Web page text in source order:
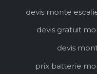
devis monte
devis gratuit
devis
prix batterie